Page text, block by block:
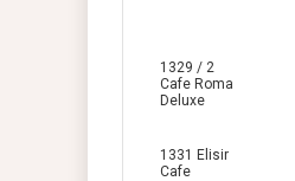
1329 / 2
Cafe Roma
Deluxe
1331 Elisir
Cafe